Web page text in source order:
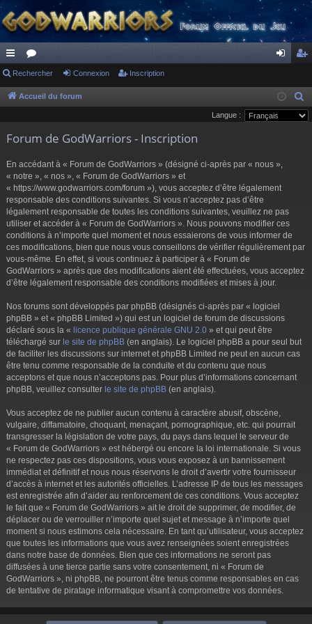
ac
co
ci
or
u
s
ne cri
pti
Rechercher Connexion Inscription
Accueil du forum
e
Langue :
Forum de GodWarriors - Inscription
En accédant à « Forum de GodWarriors » (désigné ci-après par « nous »,
« notre », « nos », « Forum de GodWarriors » et
« https://www.godwarriors.com/forum »), vous acceptez d’être légalement
responsable des conditions suivantes. Si vous n’acceptez pas d’être
légalement responsable de toutes les conditions suivantes, veuillez ne pas
utiliser et accéder à « Forum de GodWarriors ». Nous pouvons modifier ces
conditions à n’importe quel moment et nous essaierons de vous informer de
ces modifications, bien que nous vous conseillons de vérifier régulièrement par
vous-même. En effet, si vous continuez à participer à « Forum de
GodWarriors » après que des modifications aient été effectuées, vous acceptez
d’être légalement responsable des conditions modifiées et mises à jour.
Nos forums sont développés par phpBB (désignés ci-après par « logiciel
phpBB » et « phpBB Limited ») qui est un logiciel de forum de discussions
déclaré sous la « licence publique générale GNU 2.0 » et qui peut être
téléchargé sur le site de phpBB (en anglais). Le logiciel phpBB a pour seul but
de faciliter les discussions sur internet et phpBB Limited ne peut en aucun cas
être tenu comme responsable de la conduite et du contenu que nous
acceptons et que nous n’acceptons pas. Pour plus d’informations concernant
phpBB, veuillez consulter le site de phpBB (en anglais).
Vous acceptez de ne publier aucun contenu à caractère abusif, obscène,
vulgaire, diffamatoire, choquant, menaçant, pornographique, etc. qui pourrait
transgresser la législation de votre pays, du pays dans lequel le serveur de
« Forum de GodWarriors » est hébergé ou encore la loi internationale. Si vous
ne respectez pas ces dispositions, vous vous exposez à un bannissement
immédiat et définitif et nous nous réservons le droit d’avertir votre fournisseur
d’accès à internet et les autorités officielles. L’adresse IP de tous les messages
est enregistrée afin d’aider au renforcement de ces conditions. Vous acceptez
le fait que « Forum de GodWarriors » ait le droit de supprimer, de modifier, de
déplacer ou de verrouiller n’importe quel sujet et message à n’importe quel
moment si nous estimons cela nécessaire. En tant qu’utilisateur, vous acceptez
que toutes les informations que vous avez renseignées soient enregistrées
dans notre base de données. Bien que ces informations ne seront pas
diffusées à une tierce partie sans votre consentement, ni « Forum de
GodWarriors », ni phpBB, ne pourront être tenus comme responsables en cas
de tentative de piratage informatique visant à compromettre vos données.